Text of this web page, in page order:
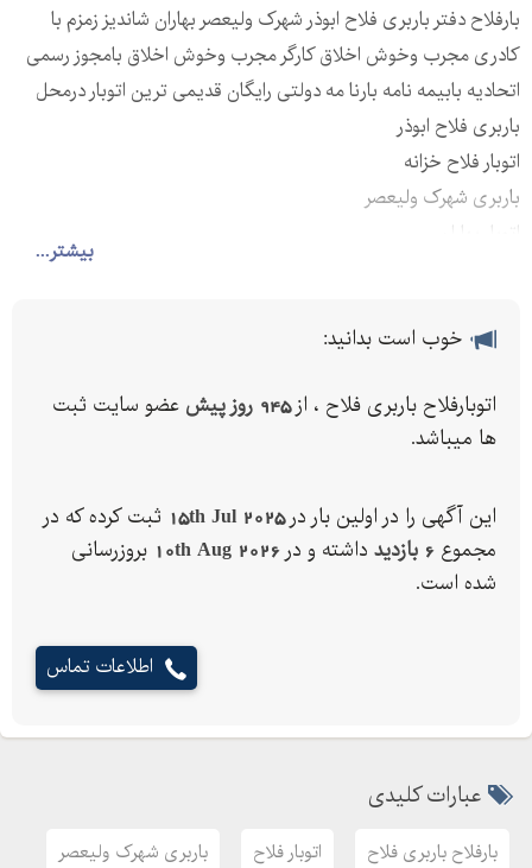
بیشتر...
بارفلاح دفتر باربری فلاح ابوذر شهرک ولیعصر بهاران شاندیز زمزم با
کادری مجرب وخوش اخلاق کارگر مجرب وخوش اخلاق بامجوز رسمی
اتحادیه بابیمه نامه بارنا مه دولتی رایگان قدیمی ترین اتوبار درمحل
باربری فلاح ابوذر
اتوبار فلاح خزانه
باربری شهرک ولیعصر
خوب است بدانید:
اتوبارفلاح باربری فلاح ، از945 روز پیش
عضو سایت ثبت
ها میباشد.
این آگهی را در اولین بار در15th Jul 2025 ثبت کرده که در
مجموع 6 بازدید داشته و در 10th Aug 2026 بروزرسانی
شده است.
اطلاعات تماس
عبارات کلیدی
بارفلاح باربری فلاح اتوبار فلاح باربری شهرک ولیعصر